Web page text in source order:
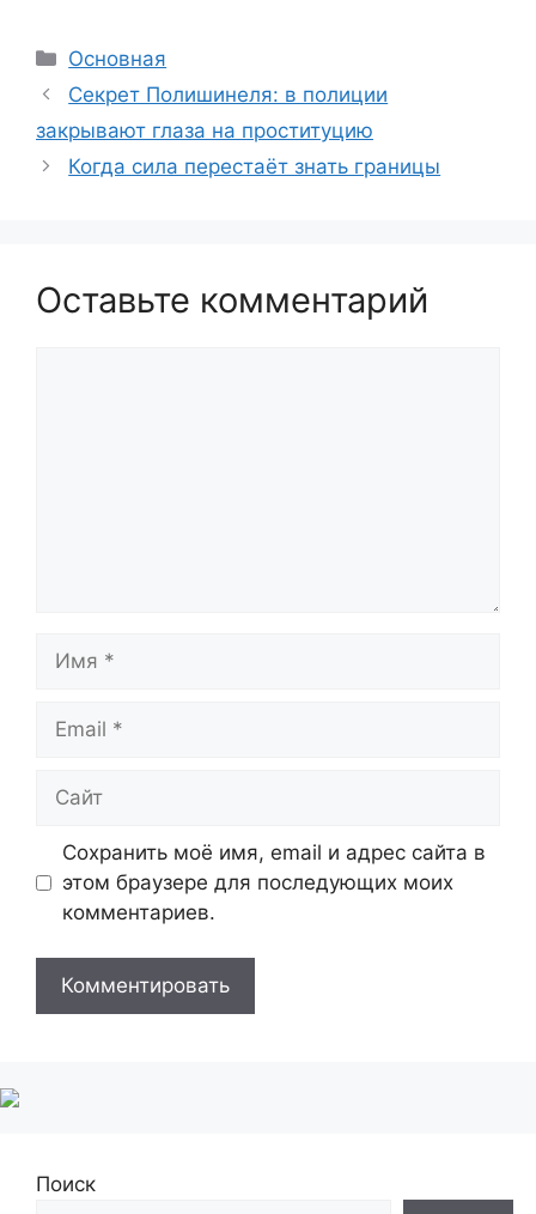
Рубрики
Основная
Секрет Полишинеля: в полиции
закрывают глаза на проституцию
Когда сила перестаёт знать границы
Оставьте комментарий
Сохранить моё имя, email и адрес сайта в
этом браузере для последующих моих
комментариев.
Поиск